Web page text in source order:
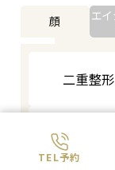
TEL予約
顔 エ
二重整
二重埋